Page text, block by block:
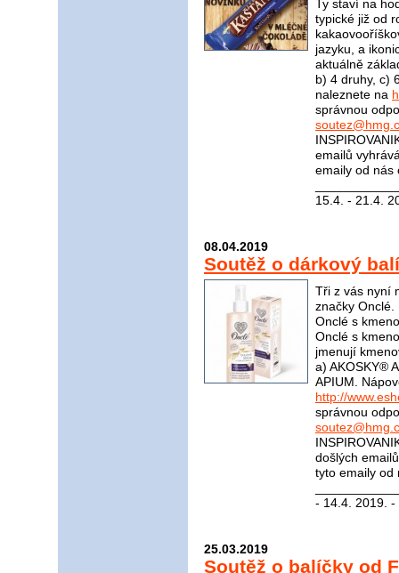
Ty staví na
typické již od
jazyku, a
aktuálně
b) 4 druhy, c)
naleznete na
správnou
emailů
emaily od nás
15.4. - 21.4.
08.04.2019
Soutěž o dárkový
Tři z vás nyní
značky
Onclé s
Onclé s
jmenují
a) AKOSKY®
APIUM.
http://
správnou
došlých
tyto emaily od
- 14.4. 2019. -
25.03.2019
Soutěž o balíčky od